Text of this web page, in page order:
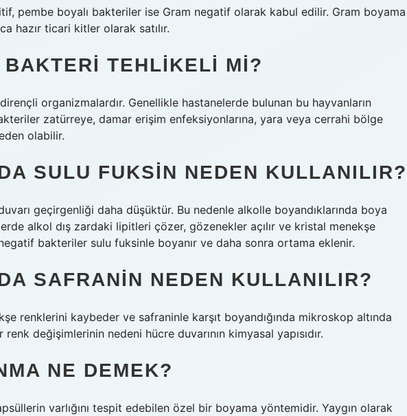
pembe boyalı bakteriler ise Gram negatif olarak kabul edilir. Gram boyama
hazır ticari kitler olarak satılır.
BAKTERI TEHLIKELI MI?
organizmalardır. Genellikle hastanelerde bulunan bu hayvanların
zatürreye, damar erişim enfeksiyonlarına, yara veya cerrahi bölge
olabilir.
SULU FUKSIN NEDEN KULLANILIR?
geçirgenliği daha düşüktür. Bu nedenle alkolle boyandıklarında boya
alkol dış zardaki lipitleri çözer, gözenekler açılır ve kristal menekşe
bakteriler sulu fuksinle boyanır ve daha sonra ortama eklenir.
SAFRANIN NEDEN KULLANILIR?
renklerini kaybeder ve safraninle karşıt boyandığında mikroskop altında
renk değişimlerinin nedeni hücre duvarının kimyasal yapısıdır.
NE DEMEK?
varlığını tespit edebilen özel bir boyama yöntemidir. Yaygın olarak